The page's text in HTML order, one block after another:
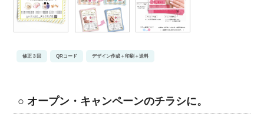
修正３回 QRコード デザイン作成＋印刷＋送料
○ オープン・キャンペーンのチラシに。